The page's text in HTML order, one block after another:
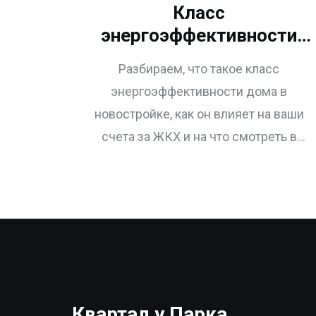
Класс
энергоэффективности
новостройки: как не
переплачивать за
коммуналку
Разбираем, что такое класс
энергоэффективности дома в
новостройке, как он влияет на ваши
счета за ЖКХ и на что смотреть в